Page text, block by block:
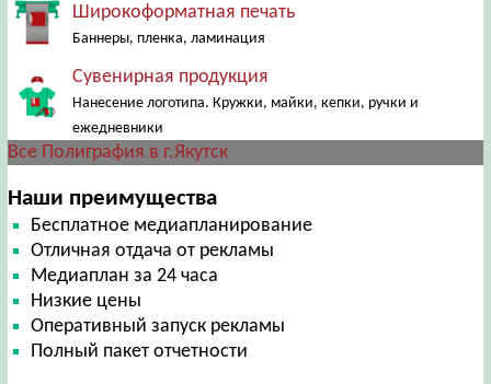
Широкоформатная печать
Баннеры, пленка, ламинация
Сувенирная продукция
Нанесение логотипа. Кружки, майки, кепки, ручки и
ежедневники
Все Полиграфия в г.Якутск
Наши преимущества
Бесплатное медиапланирование
Отличная отдача от рекламы
Медиаплан за 24 часа
Низкие цены
Оперативный запуск рекламы
Полный пакет отчетности